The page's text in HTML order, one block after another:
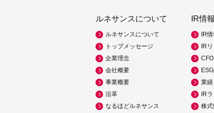
ルネサンスについて
ルネサンスについて
トップメッセージ
企業理念
会社概要
事業概要
沿革
なるほどルネサンス
IR情報
IR
IR
業
IR
株式